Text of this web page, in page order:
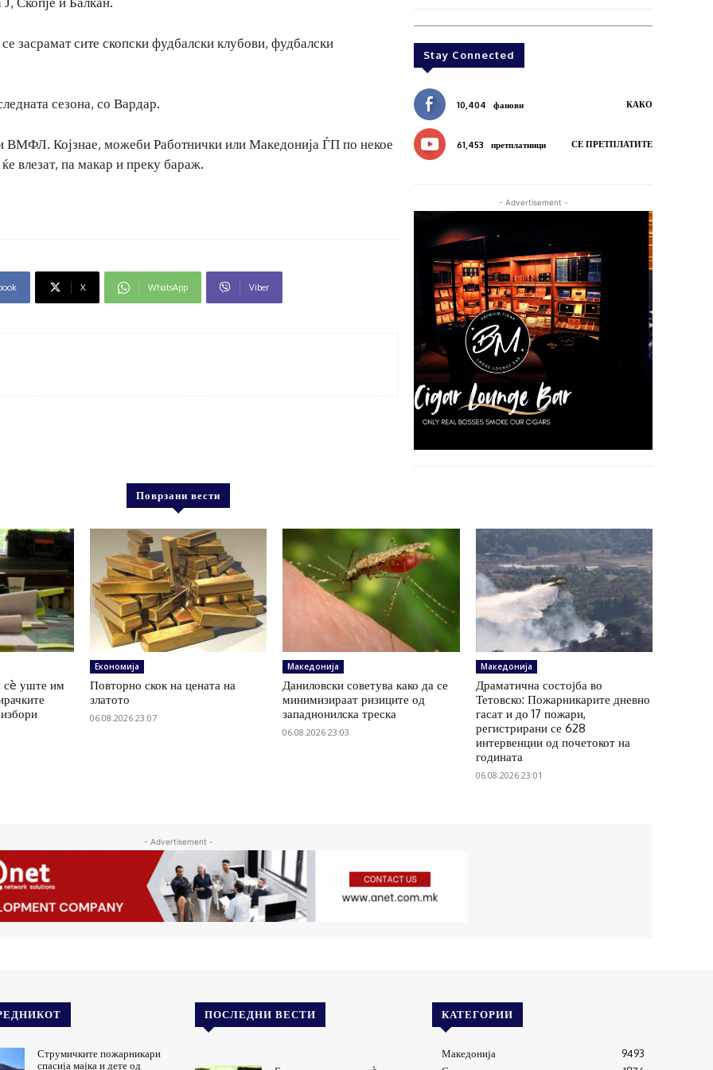
засрамат сите скопски фудбалски клубови, фудбалски
сезона, со Вардар.
Којзнае, можеби Работнички или Македонија ЃП по некое
влезат, па макар и преку бараж.
X WhatsApp Viber
Stay Connected
10,404 фанови КАКО
61,453 претплатници СЕ ПРЕТПЛАТИТЕ
- Advertisement -
Поврзани вести
сè уште им
Економија
Повторно скок на цената на
златото
06.08.2026 23:07
Македонија
Даниловски советува како да се
минимизираат ризиците од
западнонилска треска
06.08.2026 23:03
Македонија
Драматична состојба во
Тетовско: Пожарникарите дневно
гасат и до 17 пожари,
регистрирани се 628
интервенции од почетокот на
годината
06.08.2026 23:01
- Advertisement -
Струмичките пожарникари
спасија мајка и дете од
ПОСЛЕДНИ ВЕСТИ КАТЕГОРИИ
Македонија
9493